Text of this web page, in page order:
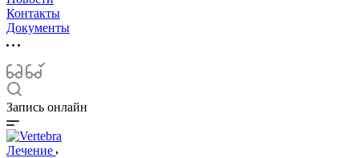
Контакты
Документы
Запись онлайн
Лечение